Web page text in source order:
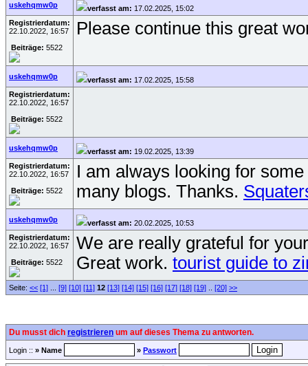
uskehqmw0p verfasst am: 17.02.2025, 15:02
Registrierdatum:
22.10.2022, 16:57
Beiträge: 5522
Please continue this great
uskehqmw0p verfasst am: 17.02.2025, 15:58
Registrierdatum:
22.10.2022, 16:57
Beiträge: 5522
uskehqmw0p verfasst am: 19.02.2025, 13:39
Registrierdatum:
22.10.2022, 16:57
Beiträge: 5522
I am always looking for
many blogs. Thanks.
uskehqmw0p verfasst am: 20.02.2025, 10:53
Registrierdatum:
22.10.2022, 16:57
Beiträge: 5522
We are really grateful for
Great work. tourist guide to
Seite: << [1] [9] [10] [11] 12 [13] [14] [15] [16] [17] [18] [19] [20] >>
Du musst dich registrieren um auf dieses Thema zu antworten.
Login :: » Name » Passwort